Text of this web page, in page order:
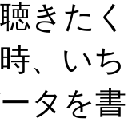
きた
、い
タを